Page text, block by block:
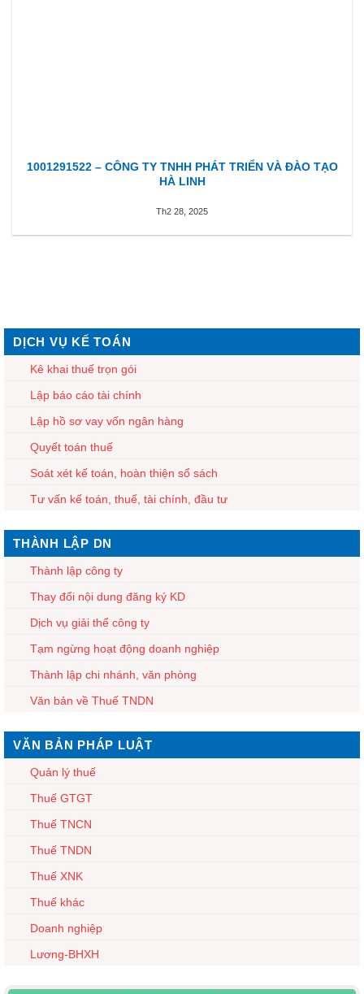
1001291522 – CÔNG TY TNHH PHÁT TRIỂN VÀ ĐÀO TẠO
HÀ LINH
Th2 28, 2025
DỊCH VỤ KẾ TOÁN
Kê khai thuế trọn gói
Lập báo cáo tài chính
Lập hồ sơ vay vốn ngân hàng
Quyết toán thuế
Soát xét kế toán, hoàn thiện sổ sách
Tư vấn kế toán, thuế, tài chính, đầu tư
THÀNH LẬP DN
Thành lập công ty
Thay đổi nội dung đăng ký KD
Dịch vụ giải thể công ty
Tạm ngừng hoạt động doanh nghiệp
Thành lập chi nhánh, văn phòng
Văn bản về Thuế TNDN
VĂN BẢN PHÁP LUẬT
Quản lý thuế
Thuế GTGT
Thuế TNCN
Thuế TNDN
Thuế XNK
Thuế khác
Doanh nghiệp
Lương-BHXH